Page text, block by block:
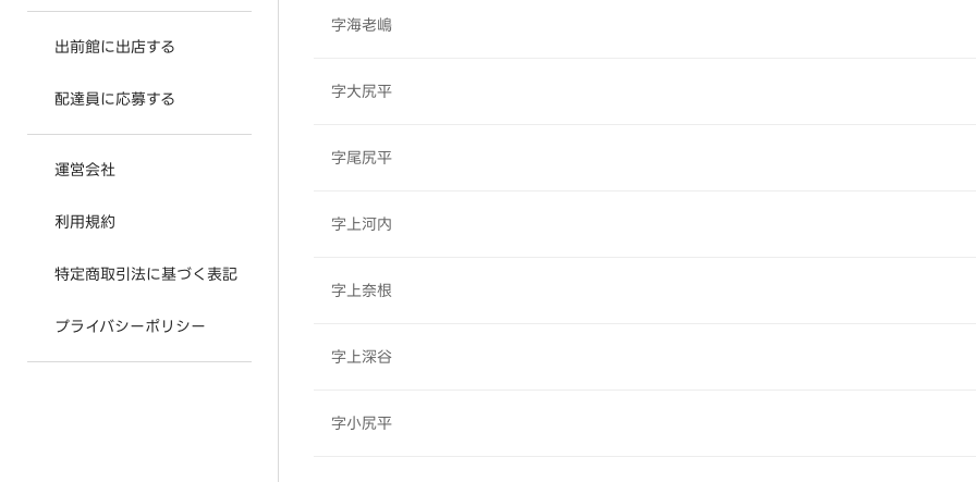
出前館に出店する
配達員に応募する
運営会社
利用規約
特定商取引法に基づく表記
プライバシーポリシー
字海老嶋
字大尻平
字尾尻平
字上河内
字上奈根
字上深谷
字小尻平